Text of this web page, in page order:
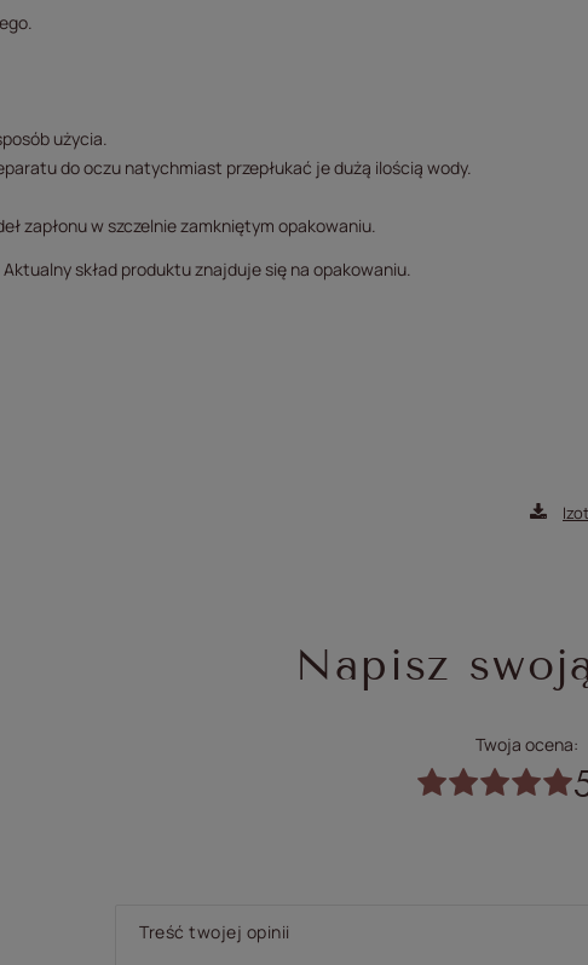
użycia.
do oczu natychmiast przepłukać je dużą ilością wody.
zapłonu w szczelnie zamkniętym opakowaniu.
skład produktu znajduje się na opakowaniu.
Napisz
Twoja ocena:
Treść twojej opinii